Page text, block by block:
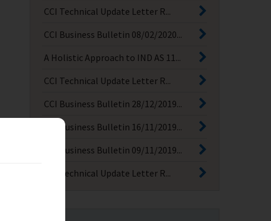
CCI Technical Update Letter R...
CCI Business Bulletin 08/02/2020...
A Holistic Approach to IND AS 11...
CCI Technical Update Letter R...
CCI Business Bulletin 28/12/2019...
CCI Business Bulletin 16/11/2019...
CCI Business Bulletin 09/11/2019...
CCI Technical Update Letter R...